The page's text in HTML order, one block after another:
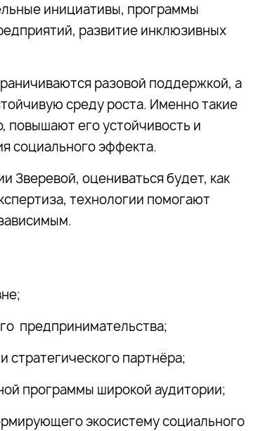
инициативы, программы
развитие инклюзивных
разовой поддержкой, а
среду роста. Именно такие
повышают его устойчивость и
социального эффекта.
Зверевой, оцениваться будет, как
технологии помогают
предпринимательства;
стратегического партнёра;
программы широкой аудитории;
экосистему социального